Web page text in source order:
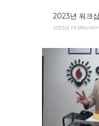
2023년 워크
2023년 FEBRUARY